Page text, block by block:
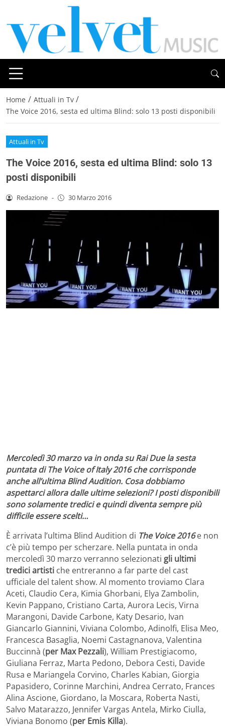
Home / Attuali in Tv /
The Voice 2016, sesta ed ultima Blind: solo 13 posti disponibili
Attuali in Tv
The Voice 2016, sesta ed ultima Blind: solo 13
posti disponibili
Redazione - 30 Marzo 2016
Mercoledì 30 marzo va in onda su Rai Due la sesta
puntata di The Voice of Italy 2016 che corrisponde
anche all’ultima Blind Audition. Cosa dobbiamo
aspettarci allora dalle ultime selezioni? I posti disponibili
sono solamente tredici e quindi diventa sempre più
difficile essere scelti…
È arrivata l’ultima Blind Audition di The Voice 2016e non
c’è più tempo per scherzare. Nella puntata in onda
mercoledì 30 marzo verranno selezionati gli ultimi
tredici artisti che entreranno a far parte del cast
ufficiale del talent show. Al momento troviamo Clara
Aceti, Claudio Cera, Kimia Ghorbani, Elya Zambolin,
Kevin Pappano, Cristiano Carta, Aurora Lecis, Virna
Marangoni, Davide Carbone, Katy Desario, Ivan
Giancarlo Giannini, Viviana Colombo, Adinolfi, Elisa Meo,
Francesca Basaglia, Noemi Castagnanova, Valentina
Buccinnà (per Max Pezzali), William Prestigiacomo,
Giuliana Ferraz, Marta Pedono, Debora Cesti, Davide
Rusa e Mariangela Corvino, Charles Kabian, Giorgia
Papasidero, Corinne Marchini, Andrea Cerrato, Frances
Alina Ascione, Giordano, la Moscara, Roberta Nasti,
Salvo Matarazzo, Jennifer Vargas Antela, Mirko Ciulla,
Viviana Bonomo (per Emis Killa).